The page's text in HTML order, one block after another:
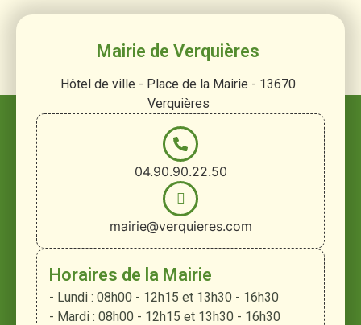
Mairie de Verquières
Hôtel de ville - Place de la Mairie - 13670
Verquières
04.90.90.22.50
mairie@verquieres.com
Horaires de la Mairie
- Lundi : 08h00 - 12h15 et 13h30 - 16h30
- Mardi : 08h00 - 12h15 et 13h30 - 16h30